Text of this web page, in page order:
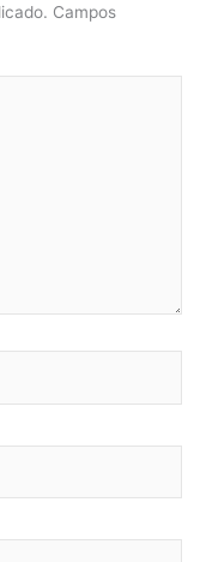
Campos